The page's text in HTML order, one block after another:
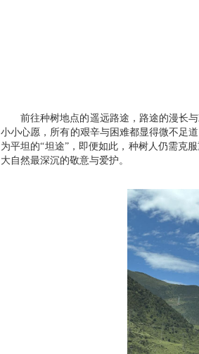
前往种树地点的遥远路途，路途的漫长
小小心愿，所有的艰辛与困难都显得微不足道
为平坦的“坦途”，即便如此，种树人仍需克
大自然最深沉的敬意与爱护。